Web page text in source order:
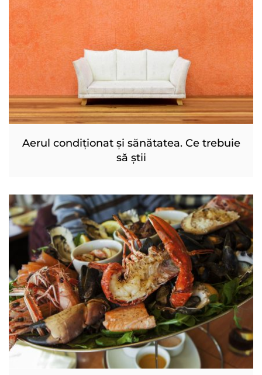
Aerul condiționat și sănătatea. Ce trebuie
să știi